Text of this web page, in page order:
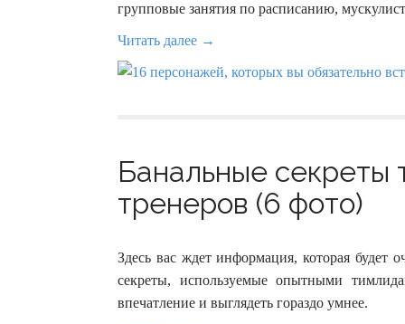
групповые занятия по расписанию,
Читать далее →
Банальные секреты
тренеров (6 фото)
Здесь вас ждет информация, которая будет
секреты, используемые опытными
впечатление и выглядеть гораздо умнее.